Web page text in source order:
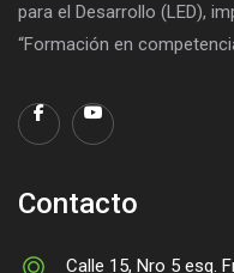
para el Desarrollo (LED),
“Formación en
Contacto
Calle 15, Nro 5 esq.